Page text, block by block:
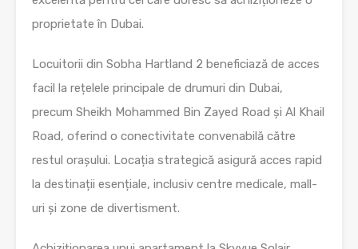
proprietate în Dubai.
Locuitorii din Sobha Hartland 2 beneficiază de acces
facil la rețelele principale de drumuri din Dubai,
precum Sheikh Mohammed Bin Zayed Road și Al Khail
Road, oferind o conectivitate convenabilă către
restul orașului. Locația strategică asigură acces rapid
la destinații esențiale, inclusiv centre medicale, mall-
uri și zone de divertisment.